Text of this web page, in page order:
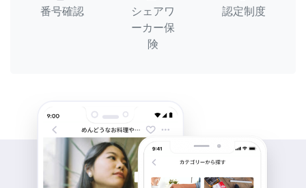
番号確認
シェアワ
ーカー保
険
認定制度